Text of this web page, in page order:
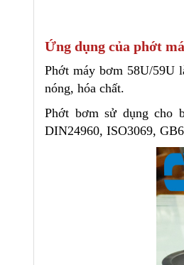
Ứng dụng của phớt
Phớt máy bơm 58U/59U
nóng, hóa chất.
Phớt bơm sử dụng cho
DIN24960, ISO3069,